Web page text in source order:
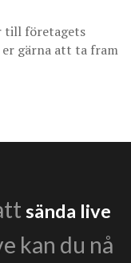
till företagets
gärna att ta fram
sända live
kan du nå